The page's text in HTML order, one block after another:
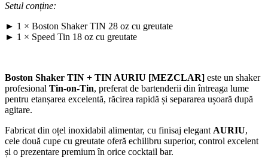
Setul conține:
► 1 × Boston Shaker TIN 28 oz cu greutate
► 1 × Speed Tin 18 oz cu greutate
Boston Shaker TIN + TIN AURIU [MEZCLAR] este un shaker
profesional Tin-on-Tin, preferat de bartenderii din întreaga lume
pentru etanșarea excelentă, răcirea rapidă și separarea ușoară după
agitare.
Fabricat din oțel inoxidabil alimentar, cu finisaj elegant AURIU,
cele două cupe cu greutate oferă echilibru superior, control excelent
și o prezentare premium în orice cocktail bar.